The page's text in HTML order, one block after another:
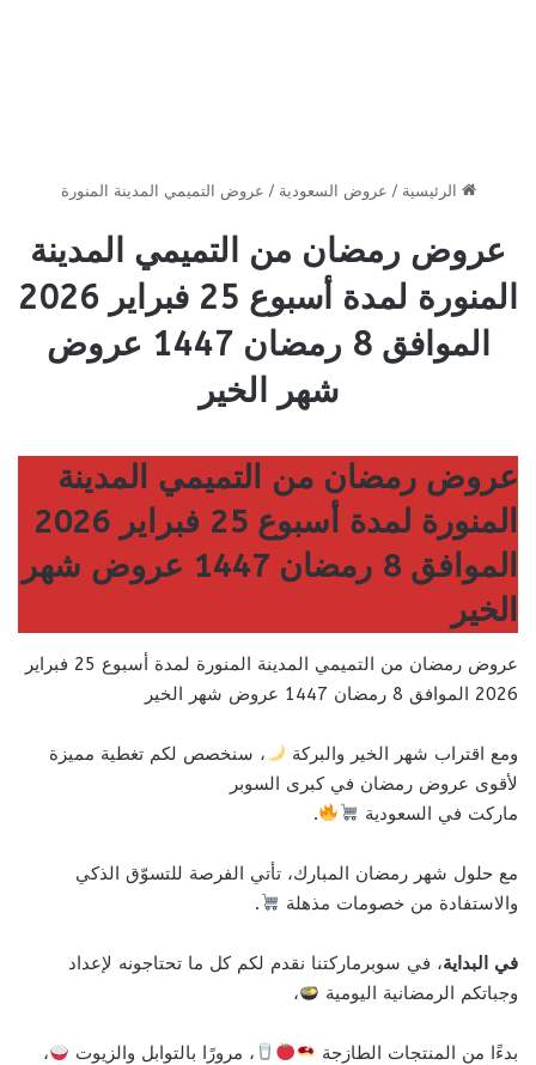
الرئيسية / عروض السعودية / عروض التميمي المدينة المنورة
عروض رمضان من التميمي المدينة
المنورة لمدة أسبوع 25 فبراير 2026
الموافق 8 رمضان 1447 عروض
شهر الخير
عروض رمضان من التميمي المدينة
المنورة لمدة أسبوع 25 فبراير 2026
الموافق 8 رمضان 1447 عروض شهر
الخير
عروض رمضان من التميمي المدينة المنورة لمدة أسبوع 25 فبراير
2026 الموافق 8 رمضان 1447 عروض شهر الخير
ومع اقتراب شهر الخير والبركة
، سنخصص لكم تغطية مميزة
لأقوى عروض رمضان في كبرى السوبر
ماركت في السعودية
.
مع حلول شهر رمضان المبارك، تأتي الفرصة للتسوّق الذكي
والاستفادة من خصومات مذهلة
.
في البداية، في سوبرماركتنا نقدم لكم كل ما تحتاجونه لإعداد
وجباتكم الرمضانية اليومية
،
بدءًا من المنتجات الطازجة ، مرورًا بالتوابل والزيوت
،